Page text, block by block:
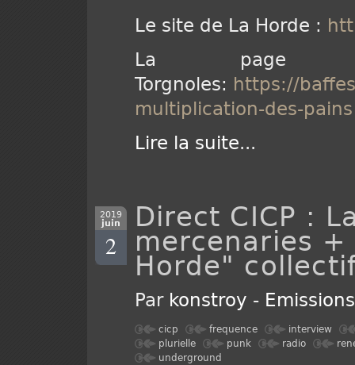
Le site de La Horde :
La page
Torgnoles: https://
multiplication-des-pains
Lire la suite...
2019
juin
2
Direct CICP :
mercenaries +
Horde"
Par konstroy -
cicp frequence
interview
plurielle
punk radio
underground